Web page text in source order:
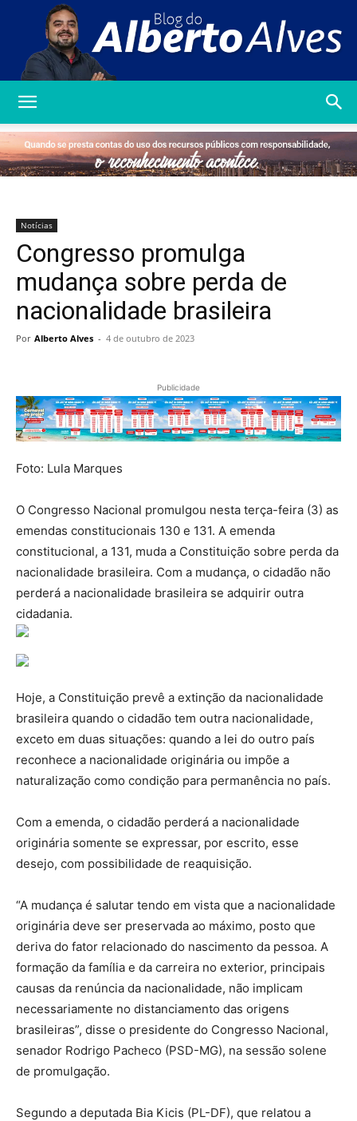
Alberto
Notícias
Congresso promulga
mudança sobre perda de
nacionalidade brasileira
Por Alberto Alves - 4 de outubro de 2023
Publicidade
Foto: Lula Marques
O Congresso Nacional promulgou nesta terça-feira (3) as
emendas constitucionais 130 e 131. A emenda
constitucional, a 131, muda a Constituição sobre perda da
nacionalidade brasileira. Com a mudança, o cidadão não
perderá a nacionalidade brasileira se adquirir outra
cidadania.
Hoje, a Constituição prevê a extinção da nacionalidade
brasileira quando o cidadão tem outra nacionalidade,
exceto em duas situações: quando a lei do outro país
reconhece a nacionalidade originária ou impõe a
naturalização como condição para permanência no país.
Com a emenda, o cidadão perderá a nacionalidade
originária somente se expressar, por escrito, esse
desejo, com possibilidade de reaquisição.
“A mudança é salutar tendo em vista que a nacionalidade
originária deve ser preservada ao máximo, posto que
deriva do fator relacionado do nascimento da pessoa. A
formação da família e da carreira no exterior, principais
causas da renúncia da nacionalidade, não implicam
necessariamente no distanciamento das origens
brasileiras”, disse o presidente do Congresso Nacional,
senador Rodrigo Pacheco (PSD-MG), na sessão solene
de promulgação.
Segundo a deputada Bia Kicis (PL-DF), que relatou a